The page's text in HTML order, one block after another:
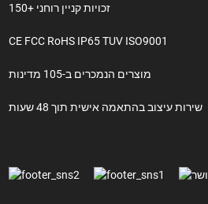
150+ זכויות קניין רוחני
CE FCC RoHS IP65 TUV ISO9001
מוצרים הנמכרים ב-105 מדינות
שירות עיצוב בהתאמה אישית תוך 48 שעות